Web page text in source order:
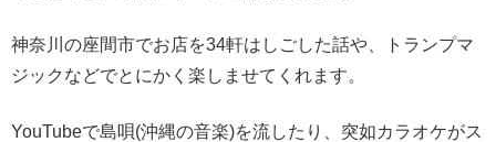
神奈川の座間市でお店を34軒はしごした話や、トランプマ
ジックなどでとにかく楽しませてくれます。
YouTubeで島唄(沖縄の音楽)を流したり、突如カラオケがス